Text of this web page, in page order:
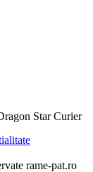
Star Curier
rame-pat.ro